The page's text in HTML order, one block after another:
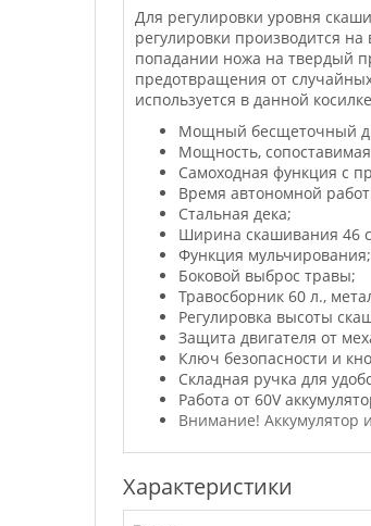
Для регулировки уровня
регулировки производится
попадании ножа на твердый
предотвращения от
используется в данной
Мощный бесщеточный
Мощность,
Самоходная функция с
Время автономной
Стальная дека;
Ширина скашивания 46
Функция мульчирования;
Боковой выброс травы;
Травосборник 60 л.,
Регулировка высоты
Защита двигателя от
Ключ безопасности и
Складная ручка для
Работа от 60V
Внимание! Аккумулятор
Характеристики